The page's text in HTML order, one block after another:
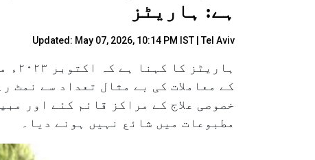
ہے: ہاریٹز
Updated: May 07, 2026, 10:14 PM IST | Tel Aviv
کے معاملات کی بے مثال تعداد سے نمٹ
مطبوعات میں شائع نہیں ہونے دیا۔